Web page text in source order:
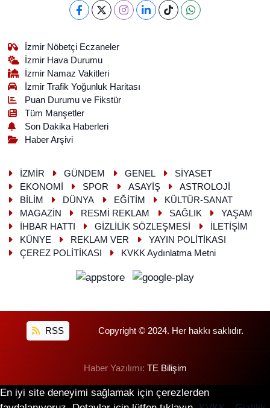
İzmir Nöbetçi Eczaneler
İzmir Hava Durumu
İzmir Namaz Vakitleri
İzmir Trafik Yoğunluk Haritası
Puan Durumu ve Fikstür
Tüm Manşetler
Son Dakika Haberleri
Haber Arşivi
İZMİR GÜNDEM GENEL
SİYASET
EKONOMİ
SPOR ASAYİŞ
ASTROLOJİ
BİLİM
DÜNYA EĞİTİM
KÜLTÜR-SANAT
MAGAZİN
RESMİ REKLAM SAĞLIK
YAŞAM
İHBAR HATTI
GİZLİLİK SÖZLEŞMESİ
İLETİŞİM
KÜNYE
REKLAM VER
YAYIN POLİTİKASI
ÇEREZ POLİTİKASI
KVKK Aydınlatma Metni
RSS Copyright © 2024. Her hakkı saklıdır.
Haber Yazılımı: TE Bilişim
En iyi site deneyimi sağlamak için çerezlerden